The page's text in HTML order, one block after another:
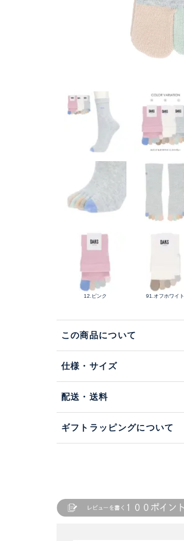
12.ピンク 91.オフホワイト
この商品について
仕様・サイズ
配送・送料
ギフトラッピングについて